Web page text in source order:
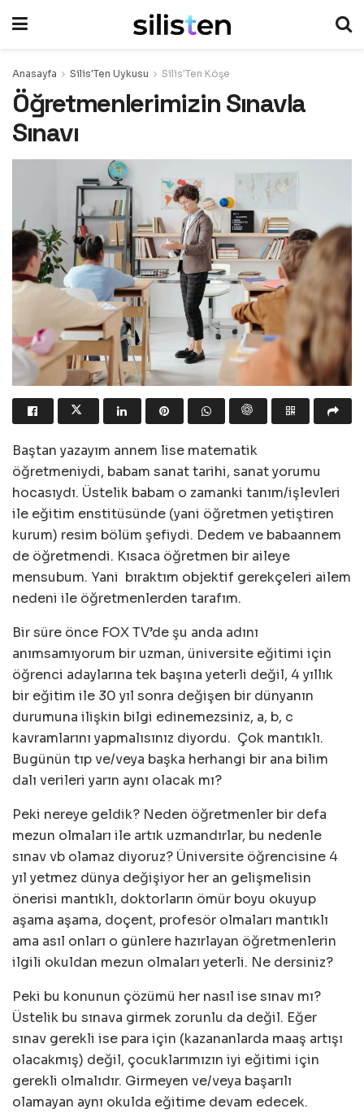
Anasayfa Silis'Ten Uykusu Silis'Ten Köşe
Öğretmenlerimizin Sınavla
Sınavı
Baştan yazayım annem lise matematik
öğretmeniydi, babam sanat tarihi, sanat yorumu
hocasıydı. Üstelik babam o zamanki tanım/işlevleri
ile eğitim enstitüsünde (yani öğretmen yetiştiren
kurum) resim bölüm şefiydi. Dedem ve babaannem
de öğretmendi. Kısaca öğretmen bir aileye
mensubum. Yani bıraktım objektif gerekçeleri ailem
nedeni ile öğretmenlerden tarafım.
Bir süre önce FOX TV’de şu anda adını
anımsamıyorum bir uzman, üniversite eğitimi için
öğrenci adaylarına tek başına yeterli değil, 4 yıllık
bir eğitim ile 30 yıl sonra değişen bir dünyanın
durumuna ilişkin bilgi edinemezsiniz, a, b, c
kavramlarını yapmalısınız diyordu. Çok mantıklı.
Bugünün tıp ve/veya başka herhangi bir ana bilim
dalı verileri yarın aynı olacak mı?
Peki nereye geldik? Neden öğretmenler bir defa
mezun olmaları ile artık uzmandırlar, bu nedenle
sınav vb olamaz diyoruz? Üniversite öğrencisine 4
yıl yetmez dünya değişiyor her an gelişmelisin
önerisi mantıklı, doktorların ömür boyu okuyup
aşama aşama, doçent, profesör olmaları mantıklı
ama asıl onları o günlere hazırlayan öğretmenlerin
ilgili okuldan mezun olmaları yeterli. Ne dersiniz?
Peki bu konunun çözümü her nasıl ise sınav mı?
Üstelik bu sınava girmek zorunlu da değil. Eğer
sınav gerekli ise para için (kazananlarda maaş artışı
olacakmış) değil, çocuklarımızın iyi eğitimi için
gerekli olmalıdır. Girmeyen ve/veya başarılı
olamayan aynı okulda eğitime devam edecek.